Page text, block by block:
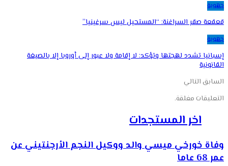
جهوية
قعقعة صقر السراغنة: “المستحيل ليس سرغينيا”
جهوية
إسبانيا تشدد لهجتها وتؤكد: لا إقامة ولا عبور إلى أوروبا إلا بالصيغة
القانونية
السابق التالي
التعليقات مغلقة.
اخر المستجدات
وفاة خورخي ميسي والد ووكيل النجم الأرجنتيني عن
عمر 68 عاما